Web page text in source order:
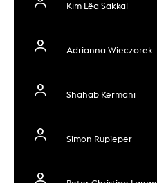
Kim Lêa Sakkal
Adrianna Wieczorek
Shahab Kermani
Simon Rupieper